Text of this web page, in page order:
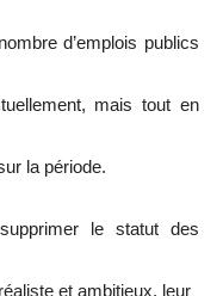
d’emplois publics
mais tout en
la période.
le statut des
et ambitieux, leur